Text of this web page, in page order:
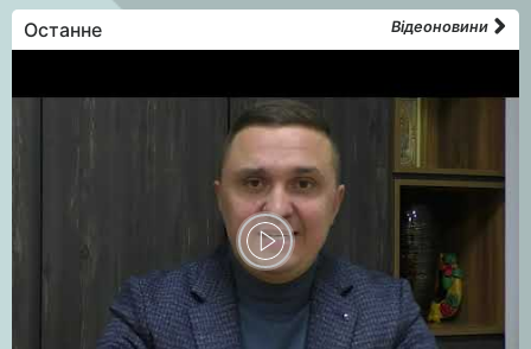
Останне Відеоновини